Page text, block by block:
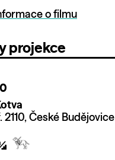
o filmu
projekce
2110, České Budějovice